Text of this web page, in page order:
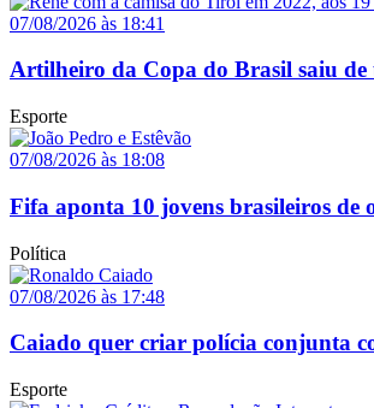
07/08/2026 às 18:41
Artilheiro da Copa do Brasil saiu de
Esporte
07/08/2026 às 18:08
Fifa aponta 10 jovens brasileiros de
Política
07/08/2026 às 17:48
Caiado quer criar polícia conjunta
Esporte